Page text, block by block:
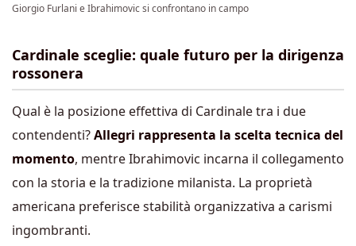
Giorgio Furlani e Ibrahimovic si confrontano in campo
Cardinale sceglie: quale futuro per la dirigenza
rossonera
Qual è la posizione effettiva di Cardinale tra i due
contendenti?Allegri rappresenta la scelta tecnica del
momento, mentre Ibrahimovic incarna il collegamento
con la storia e la tradizione milanista. La proprietà
americana preferisce stabilità organizzativa a carismi
ingombranti.